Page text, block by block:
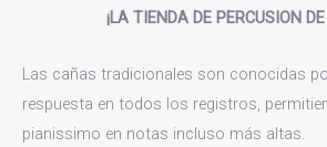
¡LA TIENDA DE PERCUSION
Las cañas tradicionales son conocidas
respuesta en todos los registros,
pianissimo en notas incluso más altas.